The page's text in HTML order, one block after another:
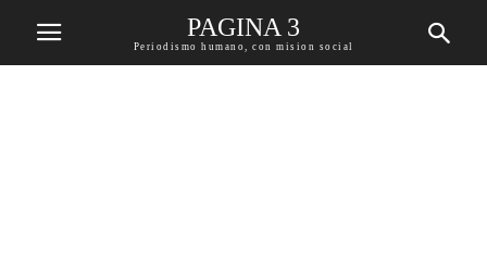
PAGINA 3
Periodismo humano, con mision social